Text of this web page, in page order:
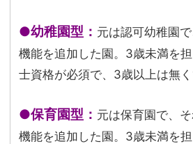
●幼稚園型： 元は認可幼稚園
機能を追加した園。3歳未満を
士資格が必須で、3歳以上は無く
●保育園型： 元は保育園で、
機能を追加した園。3歳未満を